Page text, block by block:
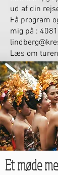
ud af din
Få program
mig på :
Læs om
Et møde